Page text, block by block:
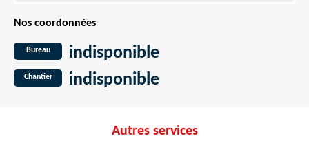
Nos coordonnées
Bureau indisponible
Chantier indisponible
Autres services